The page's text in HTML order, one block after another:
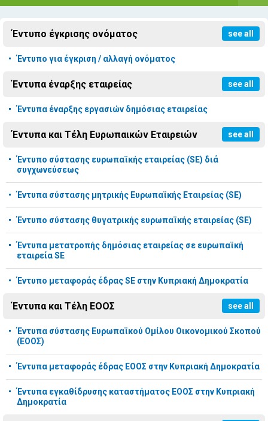
Έντυπο έγκρισης ονόματος see all
Έντυπο για έγκριση / αλλαγή ονόματος
Έντυπα έναρξης εταιρείας see all
Έντυπα έναρξης εργασιών δημόσιας εταιρείας
Έντυπα και Τέλη Ευρωπαικών Εταιρειών see all
Έντυπο σύστασης ευρωπαϊκής εταιρείας (SE) διά
συγχωνεύσεως
Έντυπα σύστασης μητρικής Ευρωπαϊκής Εταιρείας (SE)
Έντυπο σύστασης θυγατρικής ευρωπαϊκής εταιρείας (SE)
Έντυπα μετατροπής δημόσιας εταιρείας σε ευρωπαϊκή
εταιρεία SE
Έντυπο μεταφοράς έδρας SE στην Κυπριακή Δημοκρατία
Έντυπα και Τέλη ΕΟΟΣ see all
Έντυπα σύστασης Ευρωπαϊκού Ομίλου Οικονομικού Σκοπού
(ΕΟΟΣ)
Έντυπα μεταφοράς έδρας ΕΟΟΣ στην Κυπριακή Δημοκρατία
Έντυπα εγκαθίδρυσης καταστήματος ΕΟΟΣ στην Κυπριακή
Δημοκρατία